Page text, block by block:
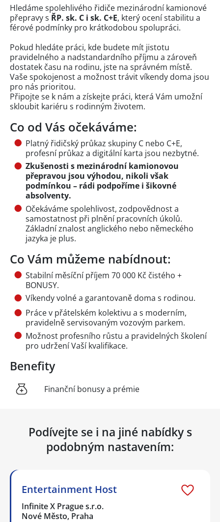
Hledáme spolehlivého řidiče mezinárodní kamionové
přepravy s ŘP. sk. C i sk. C+E, který ocení stabilitu a
férové podmínky pro krátkodobou spolupráci.
Pokud hledáte práci, kde budete mít jistotu
pravidelného a nadstandardního příjmu a zároveň
dostatek času na rodinu, jste na správném místě.
Vaše spokojenost a možnost trávit víkendy doma jsou
pro nás prioritou.
Připojte se k nám a získejte práci, která Vám umožní
skloubit kariéru s rodinným životem.
Co od Vás očekáváme:
Platný řidičský průkaz skupiny C nebo C+E,
profesní průkaz a digitální karta jsou nezbytné.
Zkušenosti s mezinárodní kamionovou
přepravou jsou výhodou, nikoli však
podmínkou – rádi podpoříme i šikovné
absolventy.
Očekáváme spolehlivost, zodpovědnost a
samostatnost při plnění pracovních úkolů.
Základní znalost anglického nebo německého
jazyka je plus.
Co Vám můžeme nabídnout:
Stabilní měsíční příjem 70 000 Kč čistého +
BONUSY.
Víkendy volné a garantovaně doma s rodinou.
Práce v přátelském kolektivu a s moderním,
pravidelně servisovaným vozovým parkem.
Možnost profesního růstu a pravidelných školení
pro udržení Vaší kvalifikace.
Benefity
Finanční bonusy a prémie
Podívejte se i na jiné nabídky s
podobným nastavením:
Entertainment Host
Infinite X Prague s.r.o.
Nové Město, Praha